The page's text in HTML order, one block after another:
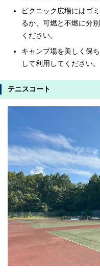
ピクニック広場にはゴ
るか、可燃と不燃に分
ください。
キャンプ場を美しく保
して利用してください。
テニスコート